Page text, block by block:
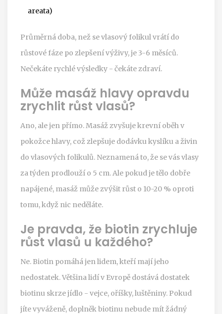
areata)
Průměrná doba, než se vlasový folikul vrátí do
růstové fáze po zlepšení výživy, je 3-6 měsíců.
Nečekáte rychlé výsledky - čekáte zdraví.
Může masáž hlavy opravdu
zrychlit růst vlasů?
Ano, ale jen přímo. Masáž zvyšuje krevní oběh v
pokožce hlavy, což zlepšuje dodávku kyslíku a živin
do vlasových folikulů. Neznamená to, že se vás vlasy
za týden prodlouží o 5 cm. Ale pokud je tělo dobře
napájené, masáž může zvýšit růst o 10-20 % oproti
tomu, když nic neděláte.
Je pravda, že biotin zrychluje
růst vlasů u každého?
Ne. Biotin pomáhá jen lidem, kteří mají jeho
nedostatek. Většina lidí v Evropě dostává dostatek
biotinu skrze jídlo - vejce, oříšky, luštěniny. Pokud
jíte vyváženě, doplněk biotinu nebude mít žádný